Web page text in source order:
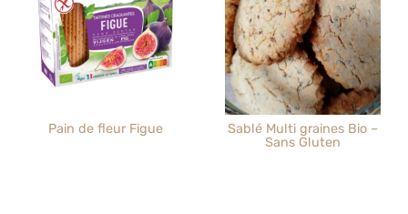
Pain de fleur Figue
Sablé Multi graines Bio –
Sans Gluten